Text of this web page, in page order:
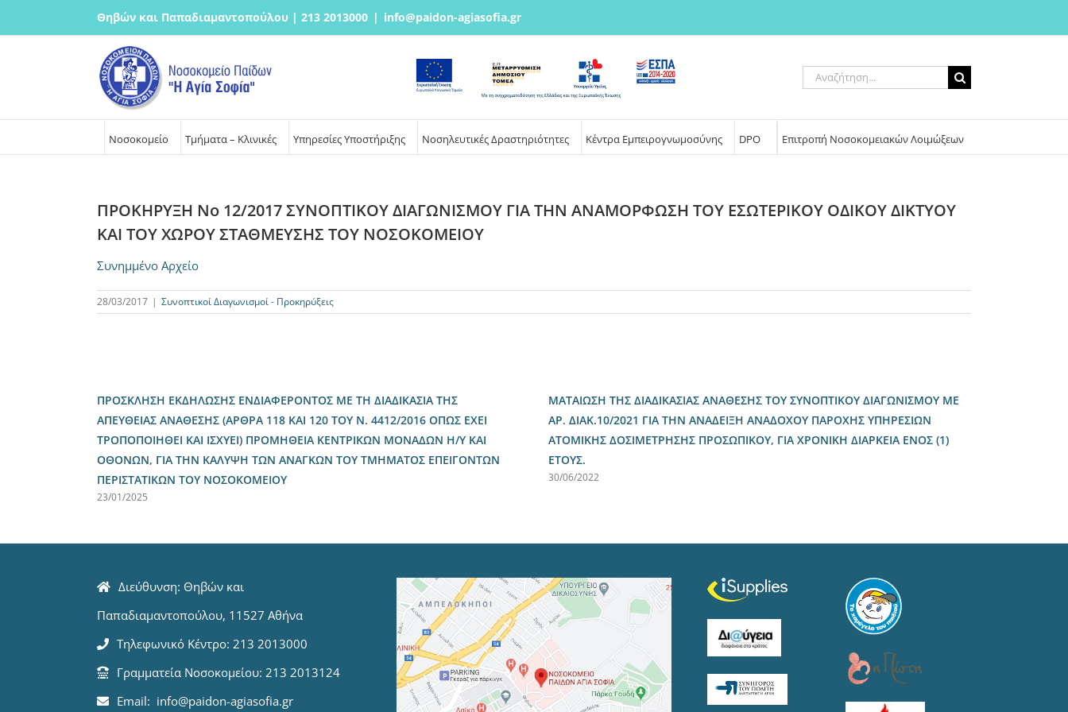
Θηβών και Παπαδιαμαντοπούλου | 213 2013000 | info@paidon-agiasofia.gr
Αναζήτηση
για:
Νοσοκομείο Τμήματα – Κλινικές Υπηρεσίες Υποστήριξης Νοσηλευτικές Δραστηριότητες Κέντρα Εμπειρογνωμοσύνης DPO Επιτροπή Νοσοκομειακών Λοιμώξεων
ΠΡΟΚΗΡΥΞΗ Νο 12/2017 ΣΥΝΟΠΤΙΚΟΥ ΔΙΑΓΩΝΙΣΜΟΥ ΓΙΑ ΤΗΝ ΑΝΑΜΟΡΦΩΣΗ ΤΟΥ ΕΣΩΤΕΡΙΚΟΥ ΟΔΙΚΟΥ ΔΙΚΤΥΟΥ
ΚΑΙ ΤΟΥ ΧΩΡΟΥ ΣΤΑΘΜΕΥΣΗΣ ΤΟΥ ΝΟΣΟΚΟΜΕΙΟΥ
Συνημμένο Αρχείο
28/03/2017 | Συνοπτικοί Διαγωνισμοί - Προκηρύξεις
ΠΡΟΣΚΛΗΣΗ ΕΚΔΗΛΩΣΗΣ ΕΝΔΙΑΦΕΡΟΝΤΟΣ ΜΕ ΤΗ ΔΙΑΔΙΚΑΣΙΑ ΤΗΣ
ΑΠΕΥΘΕΙΑΣ ΑΝΑΘΕΣΗΣ (ΑΡΘΡΑ 118 ΚΑΙ 120 ΤΟΥ Ν. 4412/2016 ΟΠΩΣ ΕΧΕΙ
ΤΡΟΠΟΠΟΙΗΘΕΙ ΚΑΙ ΙΣΧΥΕΙ) ΠΡΟΜΗΘΕΙΑ ΚΕΝΤΡΙΚΩΝ ΜΟΝΑΔΩΝ Η/Υ ΚΑΙ
ΟΘΟΝΩΝ, ΓΙΑ ΤΗΝ ΚΑΛΥΨΗ ΤΩΝ ΑΝΑΓΚΩΝ ΤΟΥ ΤΜΗΜΑΤΟΣ ΕΠΕΙΓΟΝΤΩΝ
ΠΕΡΙΣΤΑΤΙΚΩΝ ΤΟΥ ΝΟΣΟΚΟΜΕΙΟΥ
23/01/2025
ΜΑΤΑΙΩΣΗ ΤΗΣ ΔΙΑΔΙΚΑΣΙΑΣ ΑΝΑΘΕΣΗΣ ΤΟΥ ΣΥΝΟΠΤΙΚΟΥ ΔΙΑΓΩΝΙΣΜΟΥ ΜΕ
ΑΡ. ΔΙΑΚ.10/2021 ΓΙΑ ΤΗΝ ΑΝΑΔΕΙΞΗ ΑΝΑΔΟΧΟΥ ΠΑΡΟΧΗΣ ΥΠΗΡΕΣΙΩΝ
ΑΤΟΜΙΚΗΣ ΔΟΣΙΜΕΤΡΗΣΗΣ ΠΡΟΣΩΠΙΚΟΥ, ΓΙΑ ΧΡΟΝΙΚΗ ΔΙΑΡΚΕΙΑ ΕΝΟΣ (1)
ΕΤΟΥΣ.
30/06/2022
Διεύθυνση: Θηβών και
Παπαδιαμαντοπούλου, 11527 Αθήνα
Τηλεφωνικό Κέντρο: 213 2013000
Γραμματεία Νοσοκομείου: 213 2013124
Email: info@paidon-agiasofia.gr